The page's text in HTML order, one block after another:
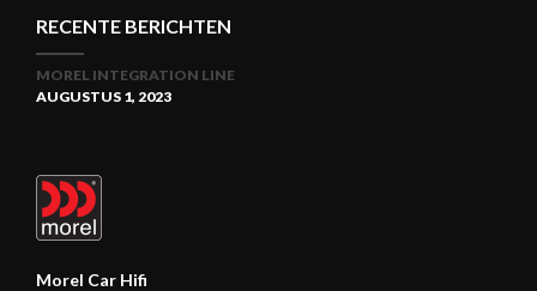
RECENTE BERICHTEN
MOREL INTEGRATION LINE
AUGUSTUS 1, 2023
Morel Car Hifi